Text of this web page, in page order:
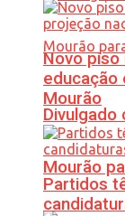
Divulgado
Mourão
Novo piso
educação
Mourão
Partidos